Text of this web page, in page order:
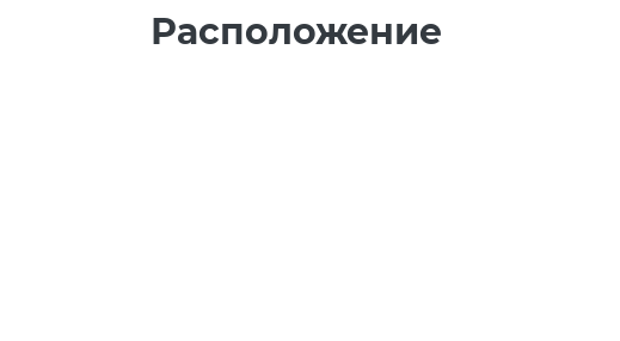
Расположение